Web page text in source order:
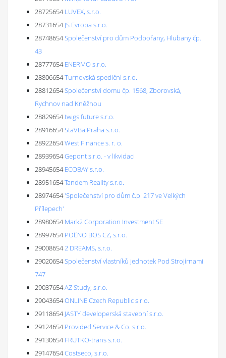
28725654 LUVEX, s.r.o.
28731654 JS Evropa s.r.o.
28748654Společenství pro dům Podbořany, Hlubany čp.
43
28777654 ENERMO s.r.o.
28806654Turnovská spediční s.r.o.
28812654Společenství domu čp. 1568, Zborovská,
Rychnov nad Kněžnou
28829654twigs future s.r.o.
28916654StaVBa Praha s.r.o.
28922654West Finance s. r. o.
28939654Gepont s.r.o. - v likvidaci
28945654 ECOBAY s.r.o.
28951654Tandem Reality s.r.o.
28974654'Společenství pro dům č.p. 217 ve Velkých
Přílepech'
28980654 Mark2 Corporation Investment SE
28997654 POĽNO BOS CZ, s.r.o.
290086542 DREAMS, s.r.o.
29020654Společenství vlastníků jednotek Pod Strojírnami
747
29037654AZ Study, s.r.o.
29043654ONLINE Czech Republic s.r.o.
29118654 JASTY developerská stavební s.r.o.
29124654 Provided Service & Co. s.r.o.
29130654 FRUTKO-trans s.r.o.
29147654Costseco, s.r.o.